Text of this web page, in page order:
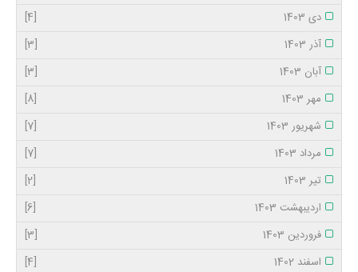
دی 1403
[4]
آذر 1403
[3]
آبان 1403
[3]
مهر 1403
[8]
شهریور 1403
[7]
مرداد 1403
[7]
تیر 1403
[2]
اردیبهشت 1403
[6]
فروردین 1403
[3]
اسفند 1402
[4]